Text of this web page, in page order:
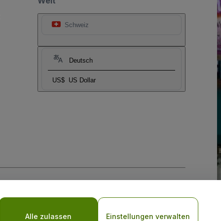
Schweiz
Deutsch
US$ US Dollar
RichtlinieundDatenschutzrichtlinie für Mobilanwendungen
Alle zulassen Einstellungen verwalten